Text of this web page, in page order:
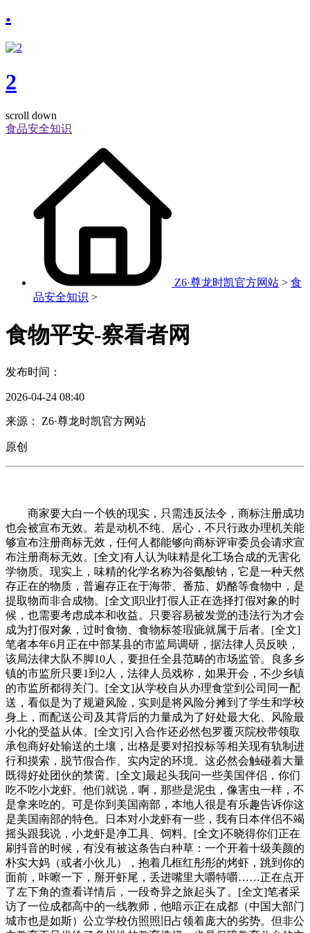
.
2
scroll down
食品安全知识
Z6·尊龙时凯官方网站 > 食
品安全知识 >
食物平安-察看者网
发布时间：
2026-04-24 08:40
来源： Z6·尊龙时凯官方网站
原创
商家要大白一个铁的现实，只需违反法令，商标注册成功
也会被宣布无效。若是动机不纯、居心，不只行政办理机关能
够宣布注册商标无效，任何人都能够向商标评审委员会请求宣
布注册商标无效。[全文]有人认为味精是化工场合成的无害化
学物质。现实上，味精的化学名称为谷氨酸钠，它是一种天然
存正在的物质，普遍存正在于海带、番茄、奶酪等食物中，是
提取物而非合成物。[全文]职业打假人正在选择打假对象的时
候，也需要考虑成本和收益。只要容易被发觉的违法行为才会
成为打假对象，过时食物、食物标签瑕疵就属于后者。[全文]
笔者本年6月正在中部某县的市监局调研，据法律人员反映，
该局法律大队不脚10人，要担任全县范畴的市场监管。良多乡
镇的市监所只要1到2人，法律人员戏称，如果开会，不少乡镇
的市监所都得关门。[全文]从学校自从办理食堂到公司同一配
送，看似是为了规避风险，实则是将风险分摊到了学生和学校
身上，而配送公司及其背后的力量成为了好处最大化、风险最
小化的受益从体。[全文]引入合作还必然包罗覆灭院校带领取
承包商好处输送的土壤，出格是要对招投标等相关现有轨制进
行和摸索，脱节假合作、实内定的环境。这必然会触碰着大量
既得好处团伙的禁脔。[全文]最起头我问一些美国伴侣，你们
吃不吃小龙虾。他们就说，啊，那些是泥虫，像害虫一样，不
是拿来吃的。可是你到美国南部，本地人很是有乐趣告诉你这
是美国南部的特色。日本对小龙虾有一些，我有日本伴侣不竭
摇头跟我说，小龙虾是净工具、饲料。[全文]不晓得你们正在
刷抖音的时候，有没有被这条告白种草：一个开着十级美颜的
朴实大妈（或者小伙儿），抱着几框红彤彤的烤虾，跳到你的
面前，咔嚓一下，掰开虾尾，丢进嘴里大嚼特嚼……正在点开
了左下角的查看详情后，一段奇异之旅起头了。[全文]笔者采
访了一位成都高中的一线教师，他暗示正在成都（中国大部门
城市也是如斯）公立学校仿照照旧占领着庞大的劣势。但非公